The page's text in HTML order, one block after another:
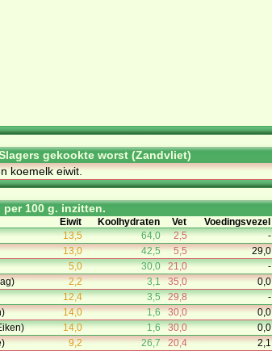
gekookte worst (Zandvliet)
koemelk eiwit.
per 100 g. inzitten.
Eiwit Koolhydraten Vet Voedingsvezel
13,5 64,0 2,5 -
13,0 42,5 5,5 29,0
5,0 30,0 21,0 -
2,2 3,1 35,0 0,0
12,4 3,5 29,8 -
14,0 1,6 30,0 0,0
14,0 1,6 30,0 0,0
9,2 26,7 20,4 2,1